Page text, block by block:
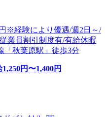
※経験により優遇/週2日～/
業員割引制度有/有給休暇
「秋葉原駅」徒歩3分
1,250円〜1,400円